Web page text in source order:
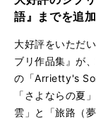
語』までを追
大好評をいただ
ブリ作品集』が
の「Arrietty's
「さよならの夏
雲」と「旅路（